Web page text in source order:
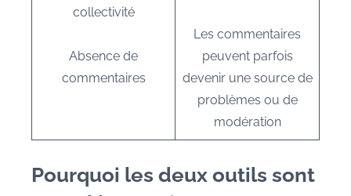
collectivité
Absence de
commentaires
Les commentaires
peuvent parfois
devenir une source de
problèmes ou de
modération
Pourquoi les deux outils sont